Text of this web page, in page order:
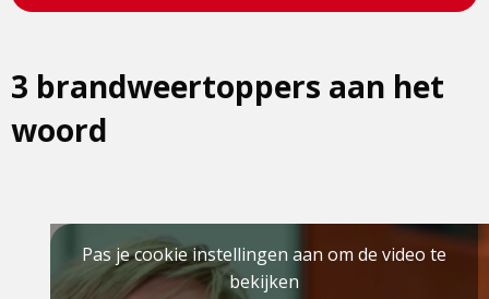
3 brandweertoppers aan het
woord
Pas je cookie instellingen aan om de video te
bekijken